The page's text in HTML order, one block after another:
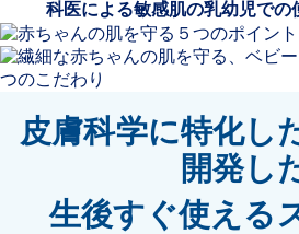
科医による敏感肌の乳幼児での
皮膚科学に特化し
開発し
生後すぐ使える